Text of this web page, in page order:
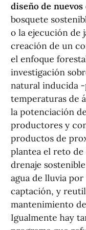
diseño de nuevos
bosquete
o la ejecución de
creación de un
el enfoque
investigación
natural inducida
temperaturas de
la potenciación
productores y
productos de
plantea el reto
drenaje
agua de lluvia
captación, y
mantenimiento
Igualmente hay